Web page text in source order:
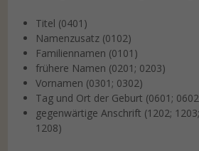
Titel (0401)
Namenzusatz (0102)
Familiennamen (0101)
frühere Namen (0201; 0203)
Vornamen (0301; 0302)
Tag und Ort der Geburt (0601;
gegenwärtige Anschrift (1202;
1208)